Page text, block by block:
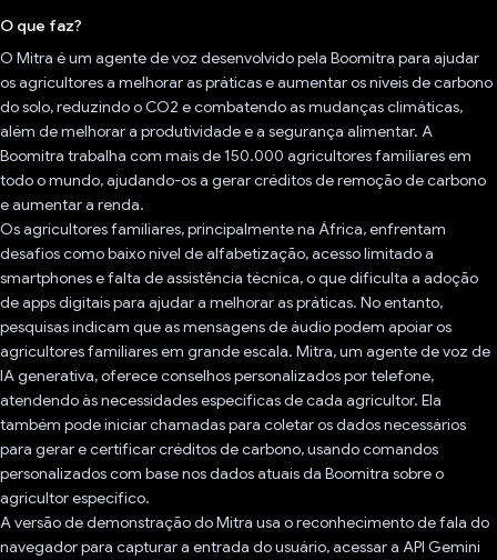
O que faz?
O Mitra é um agente de voz desenvolvido pela Boomitra para ajudar
os agricultores a melhorar as práticas e aumentar os níveis de carbono
do solo, reduzindo o CO2 e combatendo as mudanças climáticas,
além de melhorar a produtividade e a segurança alimentar. A
Boomitra trabalha com mais de 150.000 agricultores familiares em
todo o mundo, ajudando-os a gerar créditos de remoção de carbono
e aumentar a renda.
Os agricultores familiares, principalmente na África, enfrentam
desafios como baixo nível de alfabetização, acesso limitado a
smartphones e falta de assistência técnica, o que dificulta a adoção
de apps digitais para ajudar a melhorar as práticas. No entanto,
pesquisas indicam que as mensagens de áudio podem apoiar os
agricultores familiares em grande escala. Mitra, um agente de voz de
IA generativa, oferece conselhos personalizados por telefone,
atendendo às necessidades específicas de cada agricultor. Ela
também pode iniciar chamadas para coletar os dados necessários
para gerar e certificar créditos de carbono, usando comandos
personalizados com base nos dados atuais da Boomitra sobre o
agricultor específico.
A versão de demonstração do Mitra usa o reconhecimento de fala do
navegador para capturar a entrada do usuário, acessar a API Gemini